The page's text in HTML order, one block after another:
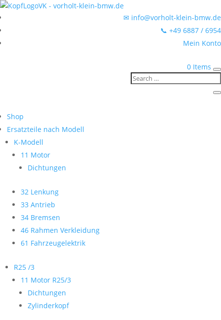
✉ info@vorholt-klein-bmw.de
📞 +49 6887 / 6954
Mein Konto
0 Items
Shop
Ersatzteile nach Modell
K-Modell
11 Motor
Dichtungen
32 Lenkung
33 Antrieb
34 Bremsen
46 Rahmen Verkleidung
61 Fahrzeugelektrik
R25 /3
11 Motor R25/3
Dichtungen
Zylinderkopf